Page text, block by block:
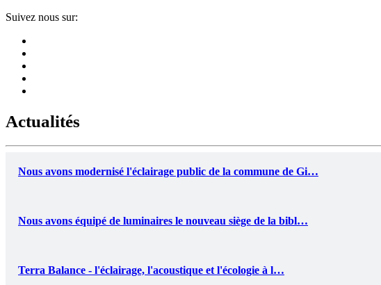
Suivez nous sur:
Actualités
Nous avons modernisé l'éclairage public de la commune de Gi…
Nous avons équipé de luminaires le nouveau siège de la bibl…
Terra Balance - l'éclairage, l'acoustique et l'écologie à l…